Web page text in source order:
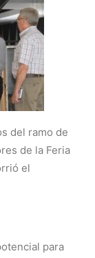
del ramo de
de la Feria
el
para